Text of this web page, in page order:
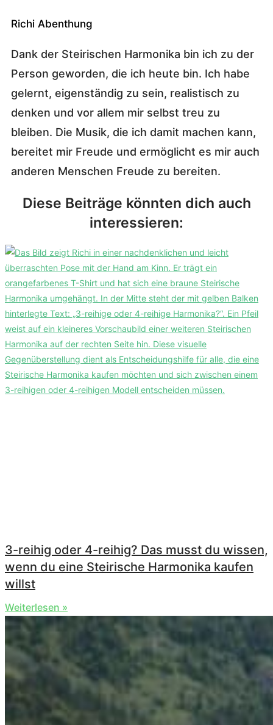
Richi Abenthung
Dank der Steirischen Harmonika bin ich zu der
Person geworden, die ich heute bin. Ich habe
gelernt, eigenständig zu sein, realistisch zu
denken und vor allem mir selbst treu zu
bleiben. Die Musik, die ich damit machen kann,
bereitet mir Freude und ermöglicht es mir auch
anderen Menschen Freude zu bereiten.
Diese Beiträge könnten dich auch
interessieren:
3-reihig oder 4-reihig? Das musst du wissen,
wenn du eine Steirische Harmonika kaufen
willst
Weiterlesen »